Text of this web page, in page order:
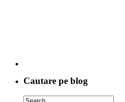
Cautare pe blog